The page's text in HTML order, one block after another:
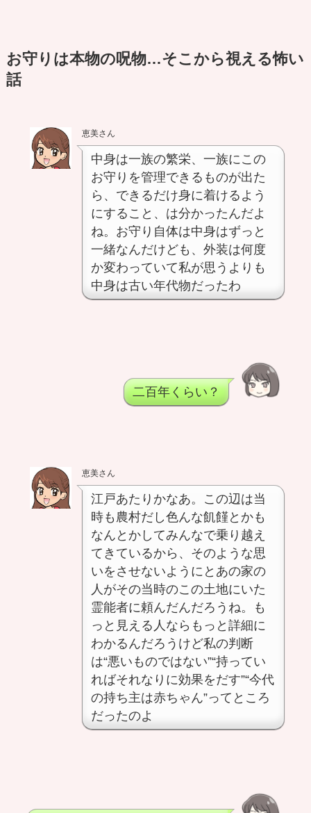
お守りは本物の呪物…そこから視える怖い
話
恵美さん
中身は一族の繁栄、一族にこの
お守りを管理できるものが出た
ら、できるだけ身に着けるよう
にすること、は分かったんだよ
ね。お守り自体は中身はずっと
一緒なんだけども、外装は何度
か変わっていて私が思うよりも
中身は古い年代物だったわ
二百年くらい？
恵美さん
江戸あたりかなあ。この辺は当
時も農村だし色んな飢饉とかも
なんとかしてみんなで乗り越え
てきているから、そのような思
いをさせないようにとあの家の
人がその当時のこの土地にいた
霊能者に頼んだんだろうね。も
っと見える人ならもっと詳細に
わかるんだろうけど私の判断
は“悪いものではない”“持ってい
ればそれなりに効果をだす”“今代
の持ち主は赤ちゃん”ってところ
だったのよ